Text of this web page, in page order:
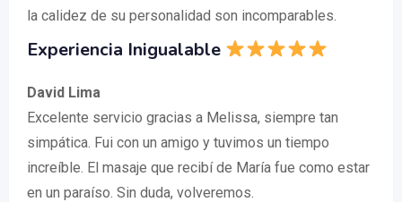
la calidez de su personalidad son incomparables.
Experiencia Inigualable
David Lima
Excelente servicio gracias a Melissa, siempre tan
simpática. Fui con un amigo y tuvimos un tiempo
increíble. El masaje que recibí de María fue como estar
en un paraíso. Sin duda, volveremos.